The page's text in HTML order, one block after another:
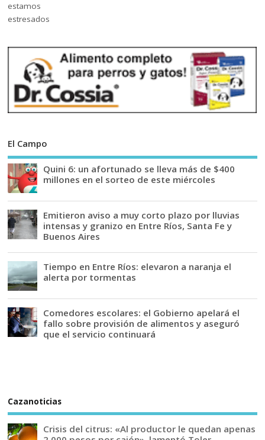
El Campo
Quini 6: un afortunado se lleva más de $400
millones en el sorteo de este miércoles
Emitieron aviso a muy corto plazo por lluvias
intensas y granizo en Entre Ríos, Santa Fe y
Buenos Aires
Tiempo en Entre Ríos: elevaron a naranja el
alerta por tormentas
Comedores escolares: el Gobierno apelará el
fallo sobre provisión de alimentos y aseguró
que el servicio continuará
Cazanoticias
Crisis del citrus: «Al productor le quedan apenas